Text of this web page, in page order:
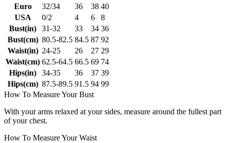
Euro
32/34 36 38 40
USA
0/2 4 6
8
Bust(in)
31-32 33 34 36
Bust(cm) 80.5-82.5 84.5 87 92
Waist(in) 24-25 26 27 29
Waist(cm) 62.5-64.5 66.5 69 74
Hips(in)
34-35 36 37 39
Hips(cm) 87.5-89.5 91.5 94 99
How To Measure Your Bust
With your arms relaxed at your sides, measure around the fullest part
of your chest.
How To Measure Your Waist